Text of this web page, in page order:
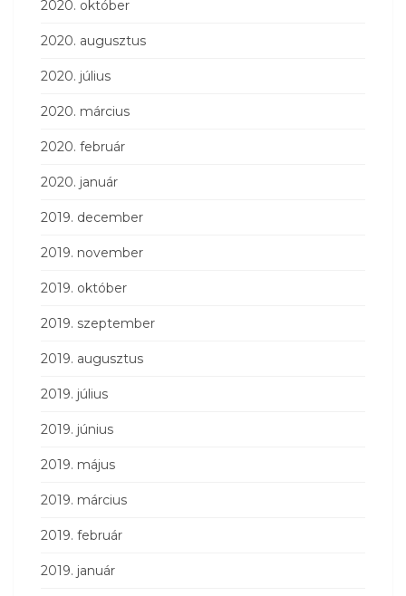
2020. október
2020. augusztus
2020. július
2020. március
2020. február
2020. január
2019. december
2019. november
2019. október
2019. szeptember
2019. augusztus
2019. július
2019. június
2019. május
2019. március
2019. február
2019. január